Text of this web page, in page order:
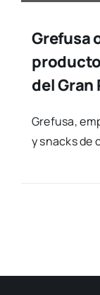
Grefusa
del Gran
Gre­fu­sa,
y snacks de